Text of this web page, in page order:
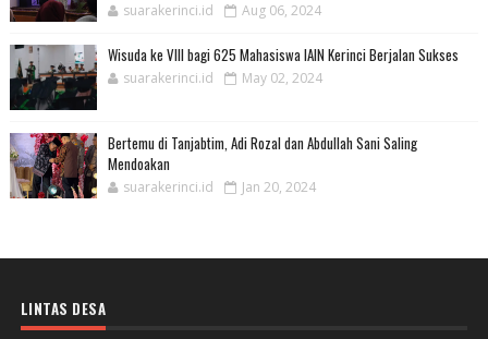
suarakerinci.id Aug 06, 2024
Wisuda ke VIII bagi 625 Mahasiswa IAIN Kerinci Berjalan Sukses
suarakerinci.id May 02, 2024
Bertemu di Tanjabtim, Adi Rozal dan Abdullah Sani Saling
Mendoakan
suarakerinci.id Jan 20, 2024
LINTAS DESA